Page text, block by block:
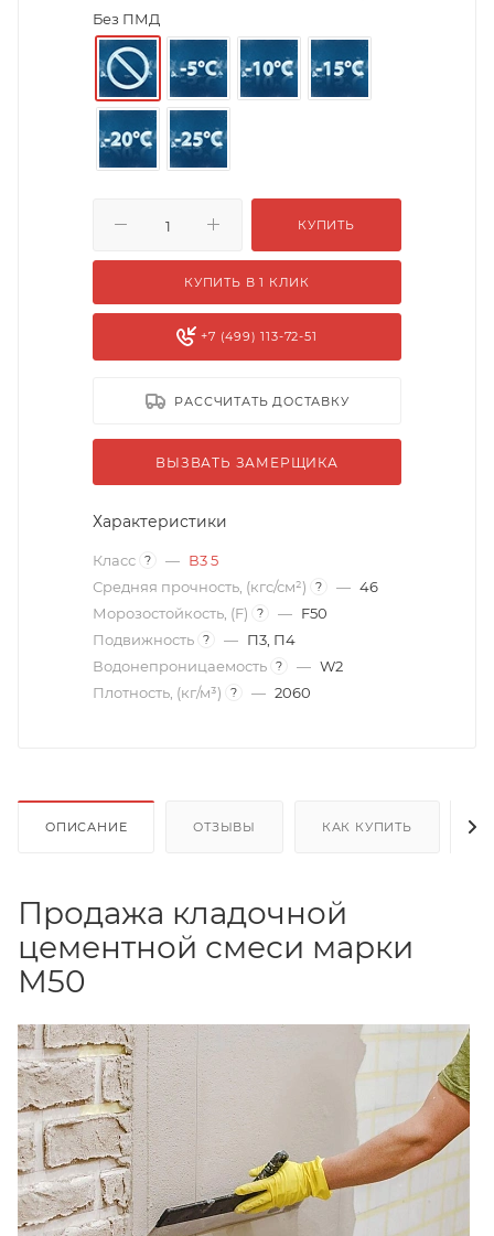
Без ПМД
КУПИТЬ
КУПИТЬ В 1 КЛИК
+7 (499) 113-72-51
РАССЧИТАТЬ ДОСТАВКУ
ВЫЗВАТЬ ЗАМЕРЩИКА
Характеристики
Класс ? — В3 5
Средняя прочность, (кгс/см²)
? — 46
Морозостойкость, (F)
? — F50
Подвижность ? — П3, П4
Водонепроницаемость ? — W2
Плотность, (кг/м³)
? — 2060
ОПИСАНИЕ ОТЗЫВЫ КАК КУПИТЬ
Продажа кладочной
цементной смеси марки
М50